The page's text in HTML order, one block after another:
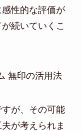
性的な評価が
続いていくこ
無印の活用法
が、その可能
が考えられま